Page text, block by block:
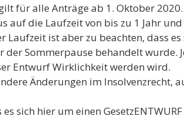
für alle Anträge ab 1. Oktober
auf die Laufzeit von bis zu 1 Jahr
Laufzeit ist aber zu beachten, dass
der Sommerpause behandelt
Entwurf Wirklichkeit werden wird.
Änderungen im
sich hier um einen